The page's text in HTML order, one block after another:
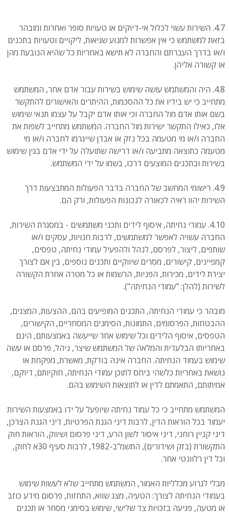
4.7. השירות עשוי לכלול אי-דיוקים או טעויות סופר ואחרות ומובהר
בזאת למשתמש כי אין אפשרות למנוע שגיאות, ליקויים וטעויות בתכנים
ו/או בדרך העברתם והחברה לא תישא באחריות כל שהיא הנובעת מהן
או קשורה אליהן.
4.8. היה והמשתמש עושה שימוש בשירות עבור אדם אחר, המשתמש
מתחייב כי יש בידיו את כל ההסכמות, ההיתרים והאישורים להתקשר
בשם אותו אדם מול החברה וכי אותו אדם יקבל על עצמו תנאי שימוש
אלו, כאילו התקשר ישירות מול החברה. המשתמש מתחייב לשפות את
החברה ו/או מי מטעמה בכל נזק או אבדן שייגרמו לחברה ו/או מי
מטעמה כתוצאה מתביעה ו/או דרישה שתועלה על ידי אדם בגין שימוש
בשירות ובתכנים המוצעים דרכו, בשמו על ידי המשתמש.
4.9. רישומי המחשב של החברה בדבר הפעולות המתבצעות דרך
השירות יהוו ראיה לכאורה לנכונות הפעולות, ורק הם.
4.10. עמודי נחיתה, איסוף לידים ותכני משתמשים - במסגרת השירות,
החברה עשויה לאפשר למשתמשים, לרבות חנויות, עסקים ו/או
שותפים, ליצור, לפרסם, לנהל ולהפעיל עמודי נחיתה, טפסים,
קמפיינים, קישורים, מסרים שיווקיים ותכנים נוספים, בין אם לצורך
יצירת לידים, מכירות, הפניות, הרשמות או כל מטרה אחרת הקשורה
לשירות (להלן: "עמודי הנחיתה").
מובהר כי עמודי הנחיתה, התכנים המופיעים בהם, ההצעות, המצגים,
ההבטחות, הפרסומים, התמונות, הסימנים המסחריים, הקישורים,
הטפסים, איסוף הלידים וכל שימוש אחר שייעשה באמצעותם, הינם
באחריותו הבלעדית והמלאה של המשתמש שיצר, ניהל, פרסם או עשה
שימוש בעמוד הנחיתה. החברה אינה בודקת, מאשרת, מפקחת או
נושאת באחריות כלשהי ביחס לתוכן עמודי הנחיתה, חוקיותם, דיוקם,
אמיתותם, התאמתם לדין או לתוצאות השימוש בהם.
המשתמש מתחייב כי כל עמוד נחיתה שיופעל על ידו באמצעות השירות
יעמוד בכל הוראות הדין, לרבות דיני הגנת הפרטיות, דיני הגנת הצרכן,
דיני קניין רוחני, דיני איסור לשון הרע, דיני פרסום ושיווק, הוראות חוק
התקשורת (בזק ושידורים), התשמ"ב-1982, לרבות סעיף 30א לחוק,
וכל דין רלוונטי אחר.
מבלי לגרוע מכלליות האמור, המשתמש מתחייב שלא לעשות שימוש
בעמודי הנחיתה לצורך: הטעיה, מצג שווא, התחזות, פרסום מידע כוזב
או מטעה, פגיעה בזכויות צד שלישי, שימוש בסימני מסחר או תכנים